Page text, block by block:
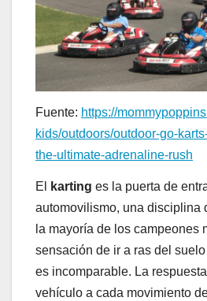
Fuente: https://
kids/outdoors/outdoor-go-
the-ultimate-adrenaline-rush
El karting es la puerta de
automovilismo, una disciplina
la mayoría de los campeones
sensación de ir a ras del
es incomparable. La
vehículo a cada movimiento